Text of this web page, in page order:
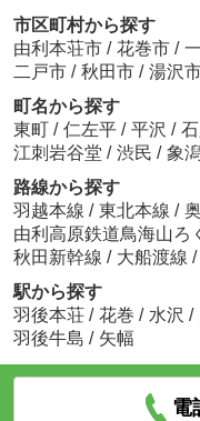
市区町村から探す
由利本荘市 / 花巻市 /
二戸市 / 秋田市 / 湯沢
町名から探す
東町 / 仁左平 / 平沢 /
江刺岩谷堂 / 渋民 / 象
路線から探す
羽越本線 / 東北本線 /
由利高原鉄道鳥海山ろ
秋田新幹線 / 大船渡線 /
駅から探す
羽後本荘 / 花巻 / 水沢 /
羽後牛島 / 矢幅
電